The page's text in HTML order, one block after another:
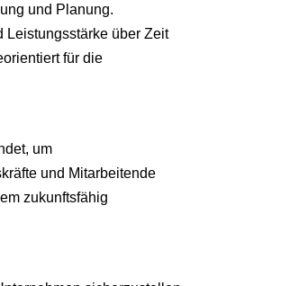
und Planung.
Leistungsstärke über Zeit
für die
um
und Mitarbeitende
zukunftsfähig